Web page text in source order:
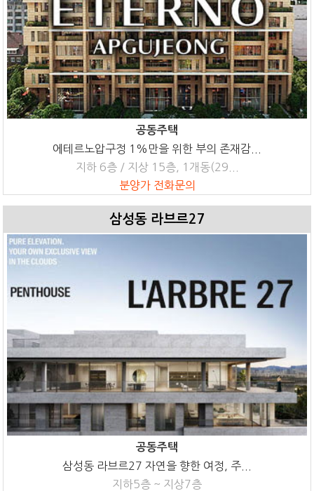
공동주택
에테르노압구정 1%만을 위한 부의 존재감...
지하 6층 / 지상 15층, 1개동(29...
분양가 전화문의
삼성동 라브르27
공동주택
삼성동 라브르27 자연을 향한 여정, 주...
지하5층 ~ 지상7층